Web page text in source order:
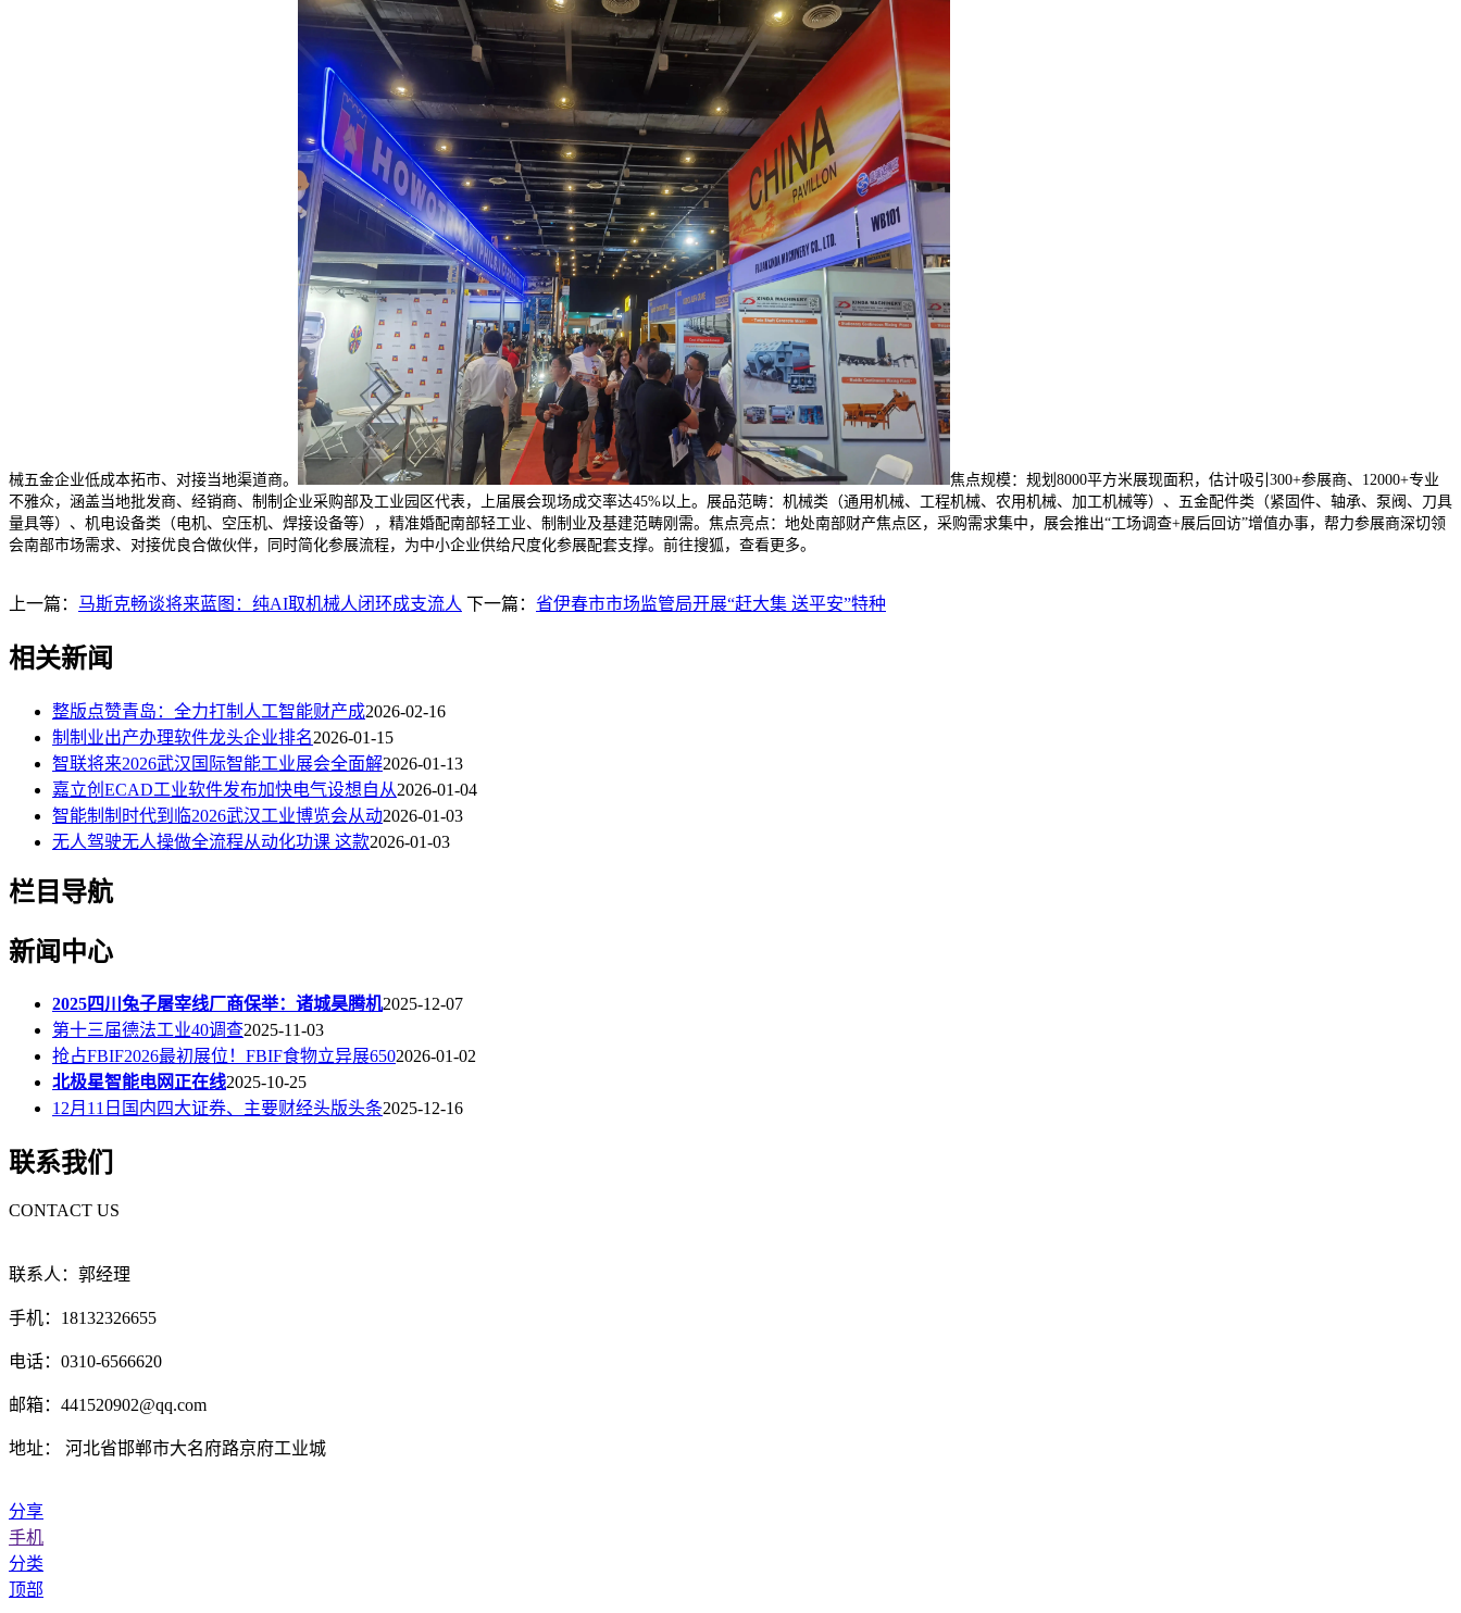
械五金企业低成本拓市、对接当地渠道商。
焦点规模：规划8000平方米展现面积，估计吸引300+参展商、12000+专业
不雅众，涵盖当地批发商、经销商、制制企业采购部及工业园区代表，上届展会现场成交率达45%以上。展品范畴：机械类（通用机械、工程机械、农用机械、加工机械等）、五金配件类（紧固件、轴承、泵阀、刀具
量具等）、机电设备类（电机、空压机、焊接设备等），精准婚配南部轻工业、制制业及基建范畴刚需。焦点亮点：地处南部财产焦点区，采购需求集中，展会推出“工场调查+展后回访”增值办事，帮力参展商深切领
会南部市场需求、对接优良合做伙伴，同时简化参展流程，为中小企业供给尺度化参展配套支撑。前往搜狐，查看更多。
上一篇： 马斯克畅谈将来蓝图：纯AI取机械人闭环成支流人 下一篇： 省伊春市市场监管局开展“赶大集 送平安”特种
相关新闻
整版点赞青岛：全力打制人工智能财产成2026-02-16
制制业出产办理软件龙头企业排名2026-01-15
智联将来2026武汉国际智能工业展会全面解2026-01-13
嘉立创ECAD工业软件发布加快电气设想自从2026-01-04
智能制制时代到临2026武汉工业博览会从动2026-01-03
无人驾驶无人操做全流程从动化功课 这款2026-01-03
栏目导航
新闻中心
2025四川兔子屠宰线厂商保举：诸城昊腾机2025-12-07
第十三届德法工业40调查2025-11-03
抢占FBIF2026最初展位！FBIF食物立异展6502026-01-02
北极星智能电网正在线2025-10-25
12月11日国内四大证券、主要财经头版头条2025-12-16
联系我们
CONTACT US
联系人：郭经理
手机：18132326655
电话：0310-6566620
邮箱：441520902@qq.com
地址： 河北省邯郸市大名府路京府工业城
分享
手机
分类
顶部